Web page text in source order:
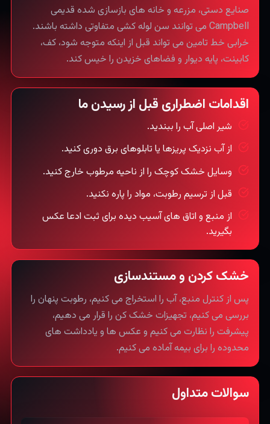
صنایع دستی، مزرعه و خانه های بازسازی شده قدیمی
Campbell می توانند سن لوله کشی متفاوتی داشته باشند.
خرابی خط تامین می تواند قبل از اینکه متوجه شود، کف،
کابینت، پایه دیوار و فضاهای خزیدن را خیس کند.
اقدامات اضطراری قبل از رسیدن ما
شیر اصلی آب را ببندید.
از آب نزدیک پریزها یا تابلوهای برق دوری کنید.
وسایل خشک کوچک را از ناحیه مرطوب خارج کنید.
قبل از ترسیم رطوبت، مواد را پاره نکنید.
از منبع و اتاق های آسیب دیده برای ثبت ادعا عکس
بگیرید.
خشک کردن و مستندسازی
پس از کنترل منبع، آب را استخراج می کنیم، رطوبت پنهان را
بررسی می کنیم، تجهیزات خشک کن را قرار می دهیم،
پیشرفت را نظارت می کنیم و عکس ها و یادداشت های
محدوده را برای بیمه آماده می کنیم.
سوالات متداول